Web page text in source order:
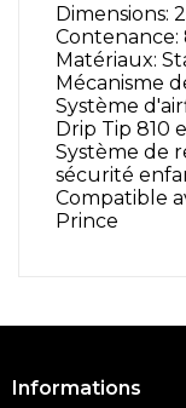
Dimensions:
Contenance:
Matériaux:
Mécanisme
Système
Drip Tip 810
Système de
sécurité
Compatible
Prince
Informations